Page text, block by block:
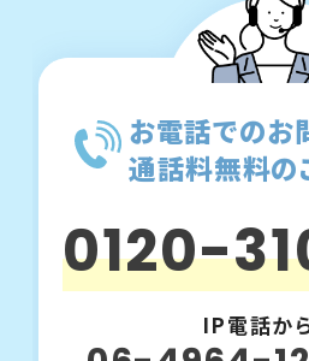
お電話でのお
通話料無料の
0120-
IP電話か